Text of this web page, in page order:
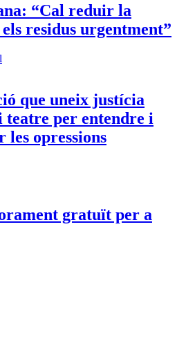
“Cal reduir la
residus urgentment”
que uneix justícia
teatre per entendre i
opressions
gratuït per a